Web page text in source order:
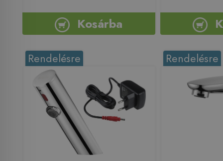
Kosárba
Rendelésre Rendelésre